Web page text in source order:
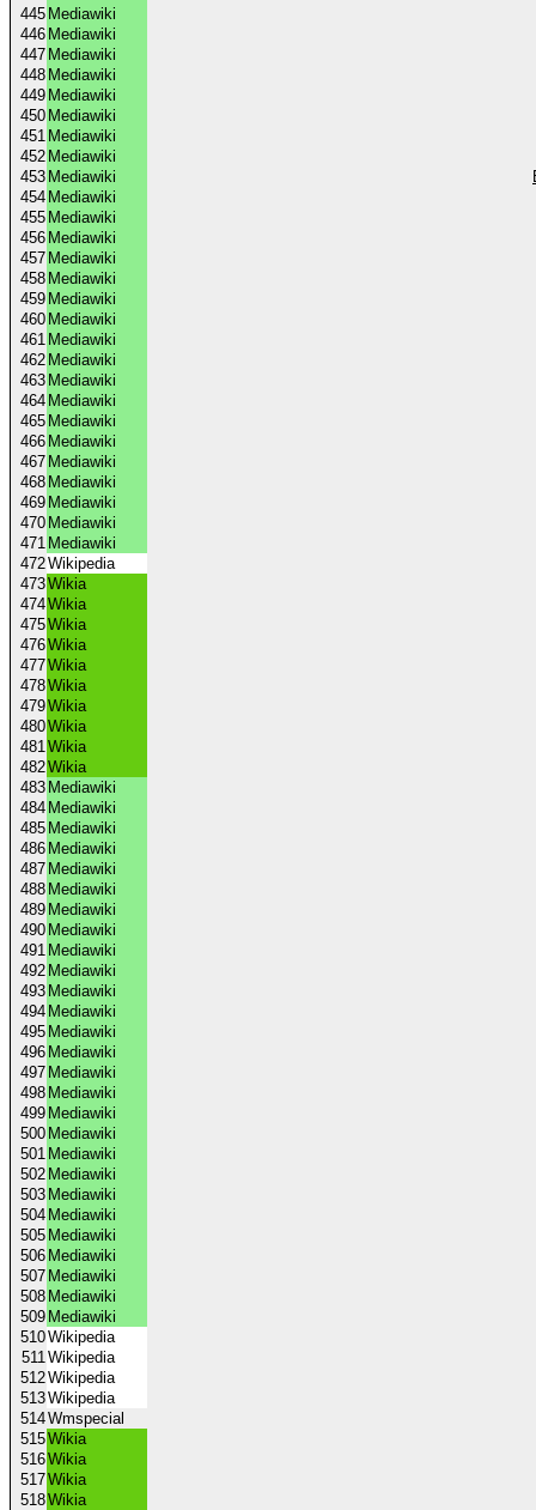
445 Mediawiki
446 Mediawiki
447 Mediawiki
448 Mediawiki
449 Mediawiki
450 Mediawiki
451 Mediawiki
452 Mediawiki
453 Mediawiki
454 Mediawiki
455 Mediawiki
456 Mediawiki
457 Mediawiki
458 Mediawiki
459 Mediawiki
460 Mediawiki
461 Mediawiki
462 Mediawiki
463 Mediawiki
464 Mediawiki
465 Mediawiki
466 Mediawiki
467 Mediawiki
468 Mediawiki
469 Mediawiki
470 Mediawiki
471 Mediawiki
472Wikipedia
473Wikia
474Wikia
475Wikia
476Wikia
477Wikia
478Wikia
479Wikia
480Wikia
481Wikia
482Wikia
483 Mediawiki
484 Mediawiki
485 Mediawiki
486 Mediawiki
487 Mediawiki
488 Mediawiki
489 Mediawiki
490 Mediawiki
491 Mediawiki
492 Mediawiki
493 Mediawiki
494 Mediawiki
495 Mediawiki
496 Mediawiki
497 Mediawiki
498 Mediawiki
499 Mediawiki
500 Mediawiki
501 Mediawiki
502 Mediawiki
503 Mediawiki
504 Mediawiki
505 Mediawiki
506 Mediawiki
507 Mediawiki
508 Mediawiki
509 Mediawiki
510Wikipedia
511Wikipedia
512Wikipedia
513Wikipedia
514Wmspecial
515Wikia
516Wikia
517Wikia
518Wikia